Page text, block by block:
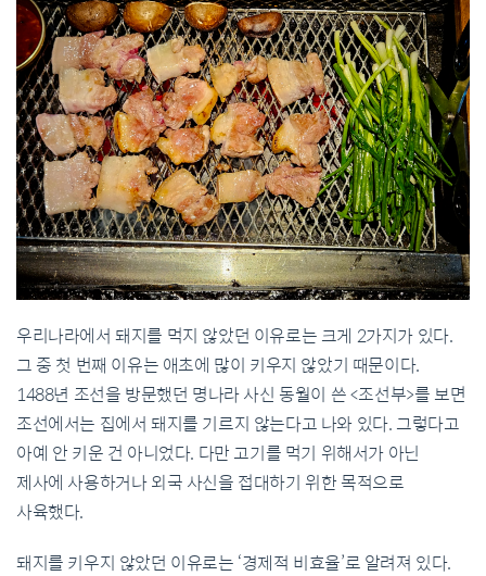
우리나라에서 돼지를 먹지 않았던 이유로는 크게 2가지가 있다.
그 중 첫 번째 이유는 애초에 많이 키우지 않았기 때문이다.
1488년 조선을 방문했던 명나라 사신 동월이 쓴 <조선부>를 보면
조선에서는 집에서 돼지를 기르지 않는다고 나와 있다. 그렇다고
아예 안 키운 건 아니었다. 다만 고기를 먹기 위해서가 아닌
제사에 사용하거나 외국 사신을 접대하기 위한 목적으로
사육했다.
돼지를 키우지 않았던 이유로는 ‘경제적 비효율’로 알려져 있다.